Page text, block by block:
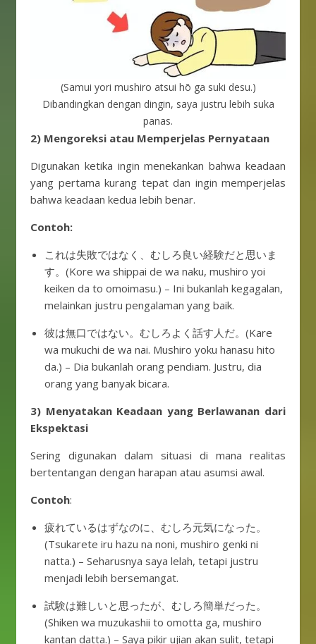
(Samui yori mushiro atsui hō ga suki desu.)
Dibandingkan dengan dingin, saya justru lebih suka
panas.
2) Mengoreksi atau Memperjelas Pernyataan
Digunakan ketika ingin menekankan bahwa keadaan
yang pertama kurang tepat dan ingin memperjelas
bahwa keadaan kedua lebih benar.
Contoh:
これは失敗ではなく、むしろ良い経験だと思いま
す。(Kore wa shippai de wa naku, mushiro yoi
keiken da to omoimasu.) – Ini bukanlah kegagalan,
melainkan justru pengalaman yang baik.
彼は無口ではない。むしろよく話す人だ。(Kare
wa mukuchi de wa nai. Mushiro yoku hanasu hito
da.) – Dia bukanlah orang pendiam. Justru, dia
orang yang banyak bicara.
3) Menyatakan Keadaan yang Berlawanan dari
Ekspektasi
Sering digunakan dalam situasi di mana realitas
bertentangan dengan harapan atau asumsi awal.
Contoh:
疲れているはずなのに、むしろ元気になった。
(Tsukarete iru hazu na noni, mushiro genki ni
natta.) – Seharusnya saya lelah, tetapi justru
menjadi lebih bersemangat.
試験は難しいと思ったが、むしろ簡単だった。
(Shiken wa muzukashii to omotta ga, mushiro
kantan datta.) – Saya pikir ujian akan sulit, tetapi